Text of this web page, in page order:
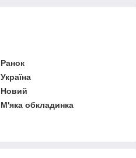
Ранок
Україна
Новий
М'яка обкладинка